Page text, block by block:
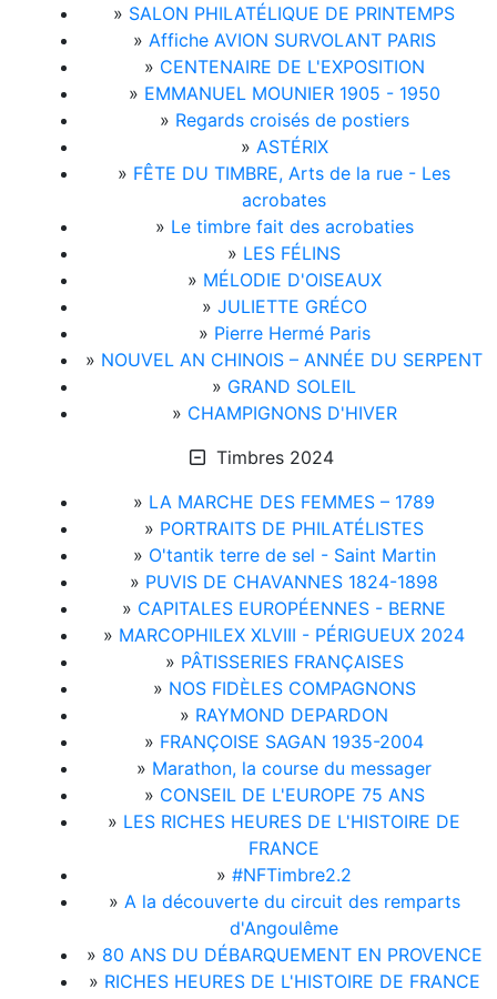
» SALON PHILATÉLIQUE DE PRINTEMPS
» Affiche AVION SURVOLANT PARIS
» CENTENAIRE DE L'EXPOSITION
» EMMANUEL MOUNIER 1905 - 1950
» Regards croisés de postiers
» ASTÉRIX
» FÊTE DU TIMBRE, Arts de la rue - Les
acrobates
» Le timbre fait des acrobaties
» LES FÉLINS
» MÉLODIE D'OISEAUX
» JULIETTE GRÉCO
» Pierre Hermé Paris
» NOUVEL AN CHINOIS – ANNÉE DU SERPENT
» GRAND SOLEIL
» CHAMPIGNONS D'HIVER
Timbres 2024
» LA MARCHE DES FEMMES – 1789
» PORTRAITS DE PHILATÉLISTES
» O'tantik terre de sel - Saint Martin
» PUVIS DE CHAVANNES 1824-1898
» CAPITALES EUROPÉENNES - BERNE
» MARCOPHILEX XLVIII - PÉRIGUEUX 2024
» PÂTISSERIES FRANÇAISES
» NOS FIDÈLES COMPAGNONS
» RAYMOND DEPARDON
» FRANÇOISE SAGAN 1935-2004
» Marathon, la course du messager
» CONSEIL DE L'EUROPE 75 ANS
» LES RICHES HEURES DE L'HISTOIRE DE
FRANCE
» #NFTimbre2.2
» A la découverte du circuit des remparts
d'Angoulême
» 80 ANS DU DÉBARQUEMENT EN PROVENCE
» RICHES HEURES DE L'HISTOIRE DE FRANCE